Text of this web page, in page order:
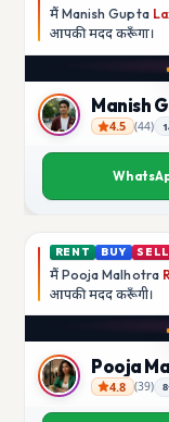
मैं Manish Gupta
आपकी मददकरूँगा।
Manish Gupta
Manish
4.5 (44)
RENT BUY SELL
मैं Pooja Malhotra
आपकी मददकरूँगी।
Pooja Malhotra
Pooja
4.8 (39)